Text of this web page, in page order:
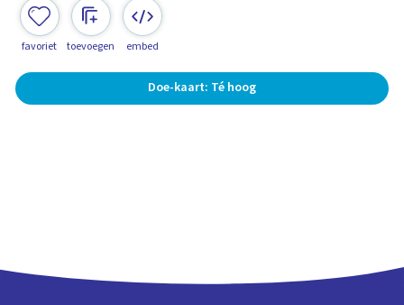
favoriet toevoegen embed
Doe-kaart: Té hoog